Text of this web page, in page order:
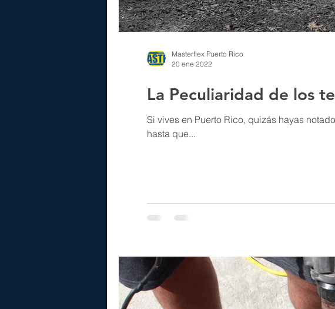
La Peculiaridad de los
Si vives en Puerto Rico, quizás hayas notado
hasta que...
Masterflex Puerto Rico
20 ene 2022